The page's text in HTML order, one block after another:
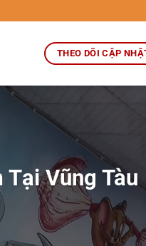
THEO DÕI CẬP
Vũng Tàu